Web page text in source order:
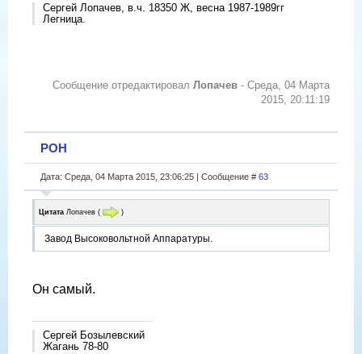
Сергей Лопачев, в.ч. 18350 Ж, весна 1987-1989гг
Легница.
Сообщение отредактировал Лопачев - Среда, 04 Марта
2015, 20:11:19
РОН
Дата: Среда, 04 Марта 2015, 23:06:25 | Сообщение # 63
Цитата Лопачев ( )
Завод Высоковольтной Аппаратуры.
Он самый.
Сергей Бозылевский
Жагань 78-80